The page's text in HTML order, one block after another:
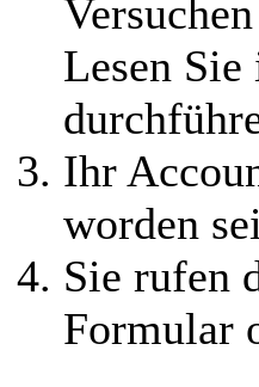
Lesen
Ihr
worden
Sie rufen
Formular